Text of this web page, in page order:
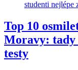
Top 10
Moravy:
testy